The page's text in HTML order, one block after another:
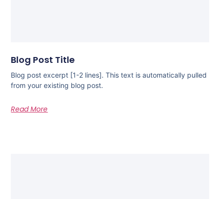
Blog Post Title
Blog post excerpt [1-2 lines]. This text is automatically pulled
from your existing blog post.
Read More